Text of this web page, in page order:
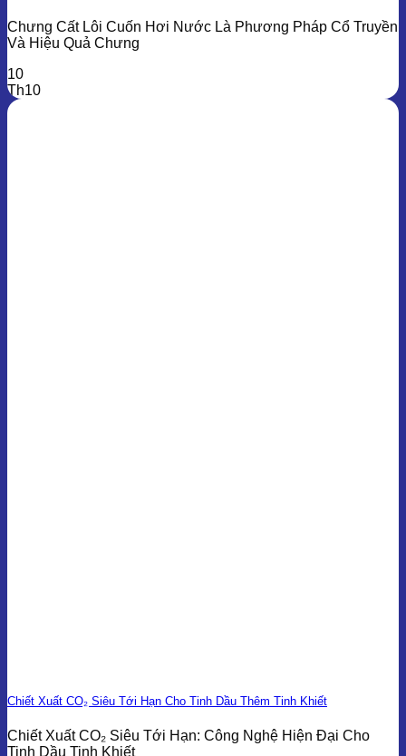
Chưng Cất Lôi Cuốn Hơi Nước Là Phương Pháp Cổ Truyền
Và Hiệu Quả Chưng
10
Th10
Chiết Xuất CO₂ Siêu Tới Hạn Cho Tinh Dầu Thêm Tinh Khiết
Chiết Xuất CO₂ Siêu Tới Hạn: Công Nghệ Hiện Đại Cho
Tinh Dầu Tinh Khiết